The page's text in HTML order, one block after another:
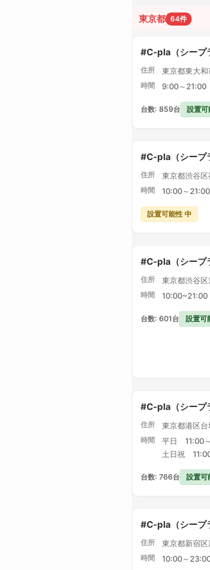
東京都 64件
#C-pla（シープ
住所 東京都東大
時間 9:00～21:00
台数: 859台 設置可
#C-pla（シープ
住所 東京都渋谷
時間 10:00～21:00
設置可能性 中
#C-pla（シープ
住所 東京都渋谷
時間 10:00~21:00
台数: 601台 設置可
#C-pla（シープ
住所 東京都港区
時間
平日 11:00
土日祝
台数: 766台 設置可
#C-pla（シープ
住所 東京都新宿
時間 10:00～